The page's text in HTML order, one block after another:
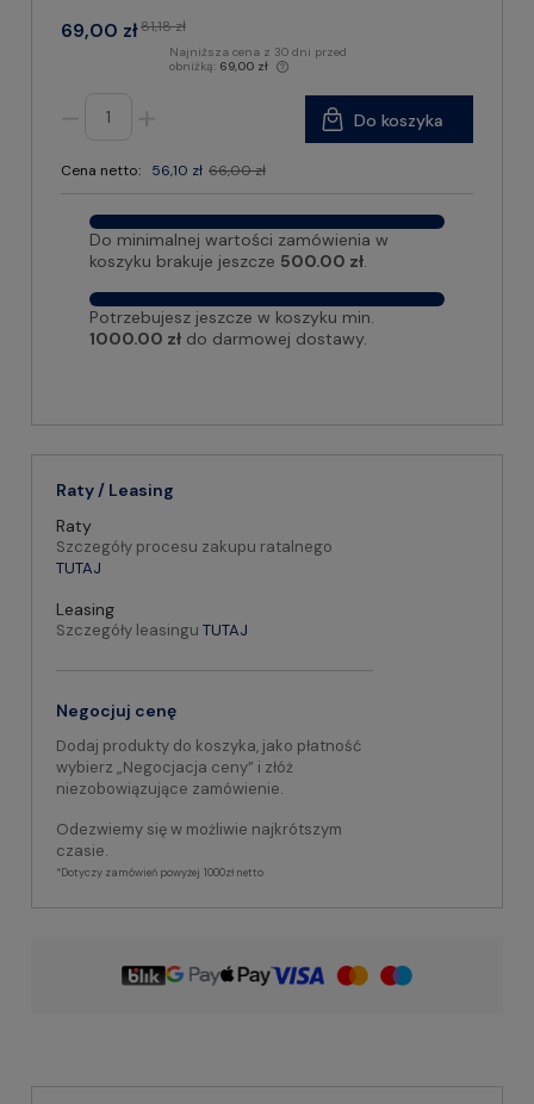
69,00 zł81,18 zł
Najniższa cena z 30 dni przed
obniżką: 69,00 zł
Cena netto: 56,10 zł 66,00 zł
Do koszyka
Do minimalnej wartości zamówienia w
koszyku brakuje jeszcze 500.00 zł
Potrzebujesz jeszcze w koszyku min.
1000.00 zł do darmowej dostawy.
Raty / Leasing
Raty
Szczegóły procesu zakupu ratalnego
TUTAJ
Leasing
Szczegóły leasingu TUTAJ
Negocjuj cenę
Dodaj produkty do koszyka, jako płatność
wybierz „Negocjacja ceny” i złóż
niezobowiązujące zamówienie.
Odezwiemy się w możliwie najkrótszym
czasie.
*Dotyczy zamówień powyżej 1000zł netto